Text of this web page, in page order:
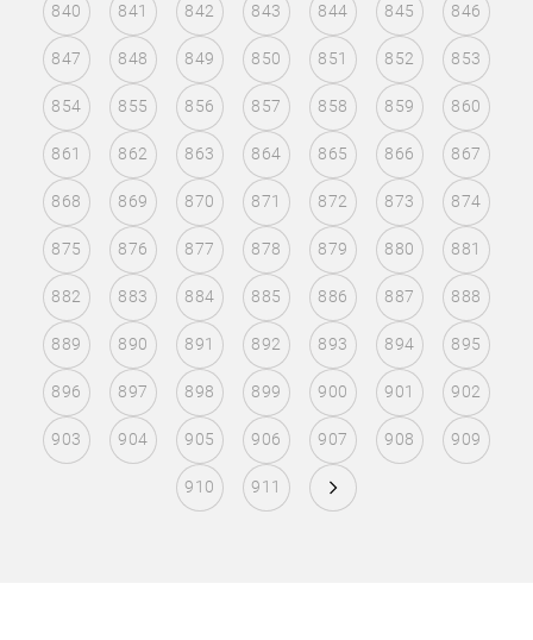
840 841 842 843 844 845 846
847 848 849 850 851 852 853
854 855 856 857 858 859 860
861 862 863 864 865 866 867
868 869 870 871 872 873 874
875 876 877 878 879 880 881
882 883 884 885 886 887 888
889 890 891 892 893 894 895
896 897 898 899 900 901 902
903 904 905 906 907 908 909
910 911